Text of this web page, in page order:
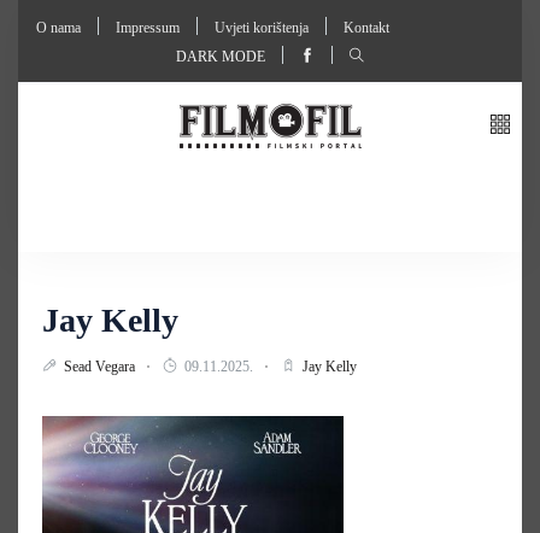
O nama Impressum Uvjeti korištenja
Kontakt
DARK MODE
Jay Kelly
Sead Vegara 09.11.2025. Jay Kelly